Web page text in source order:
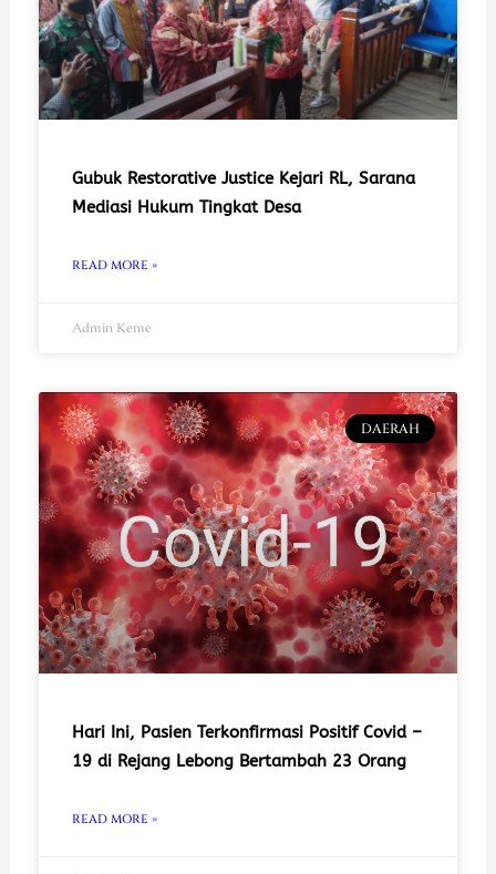
Gubuk Restorative Justice Kejari RL, Sarana
Mediasi Hukum Tingkat Desa
READ MORE »
Admin Keme
DAERAH
Hari Ini, Pasien Terkonfirmasi Positif Covid –
19 di Rejang Lebong Bertambah 23 Orang
READ MORE »